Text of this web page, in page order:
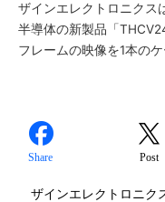
ザインエレクトロニクス
半導体の新製品「
フレームの映像を1本の
Share Post
ザインエレクトロニク